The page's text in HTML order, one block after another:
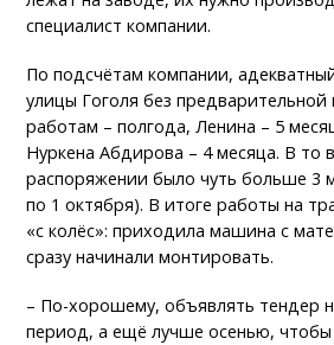
специалист компании.
По подсчётам компании,
улицы Гоголя без предварительной
работам – полгода, Ленина – 5
Нуркена Абдирова – 4 месяца. В то
распоряжении было чуть больше 3
по 1 октября). В итоге работы на
«с колёс»: приходила машина с
сразу начинали монтировать.
– По-хорошему, объявлять тендер
период, а ещё лучше осенью,